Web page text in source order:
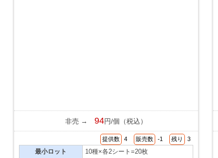
非売 → 94円/個（税込）
提供数 4 販売数 -1 残り 3
最小ロット 10種×各2シート=20枚